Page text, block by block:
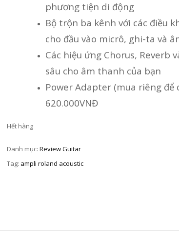
phương tiện di động
Bộ trộn ba kênh với các điều
cho đầu vào micrô, ghi-ta và
Các hiệu ứng Chorus, Reverb
sâu cho âm thanh của bạn
Power Adapter (mua riêng để
620.000VNĐ
Hết hàng
Danh mục: Review Guitar
Tag: ampli roland acoustic